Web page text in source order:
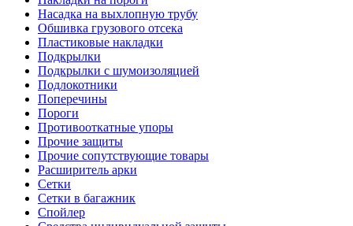
Насадка на выхлопную трубу
Обшивка грузового отсека
Пластиковые накладки
Подкрылки
Подкрылки с шумоизоляцией
Подлокотники
Поперечины
Пороги
Противооткатные упоры
Прочие защиты
Прочие сопутствующие товары
Расширитель арки
Сетки
Сетки в багажник
Спойлер